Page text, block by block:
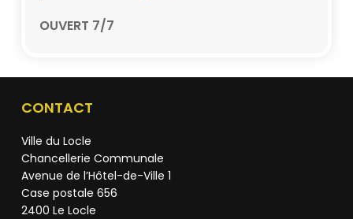
OUVERT 7/7
CONTACT
Ville du Locle
Chancellerie Communale
Avenue de l’Hôtel-de-Ville 1
Case postale 656
2400 Le Locle